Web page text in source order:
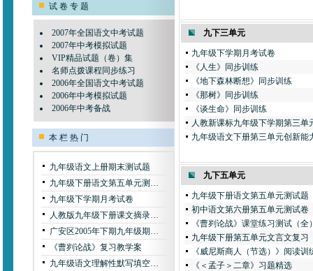
试 卷 专 题
2007年全国语文中考试题
2007年中考模拟试题
VIP精品试题（卷）集
名师点拨课程同步练习
2006年全国语文中考试题
2006年中考模拟试题
2006年中考备战
本 栏 热 门
九年级语文上册期末测试题
九年级下册语文第五单元测…
九年级下学期月考试卷
人教版九年级下册课文摘录…
广安区2005年下期九年级期…
《曹刿论战》复习教学案
九年级语文理解性默写填空…
九下三单元
九年级下学期月考试卷
《人生》同步训练
《地下森林断想》同步训练
《那树》同步训练
《谈生命》同步训练
人教新课标九年级下学期第三
九年级语文下册第三单元创新能
九下五单元
九年级下册语文第五单元测试题
初中语文第六册第五单元测试卷
《曹刿论战》课堂练习测试（全
九年级下册第五单元文言文复习
《威尼斯商人（节选）》阅读训
《＜孟子＞二章》习题精选